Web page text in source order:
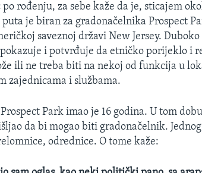
rođenju, za sebe kaže da je, sticajem
je biran za gradonačelnika Prospect
saveznoj državi New Jersey.
i potvrđuje da etničko porijeklo i
ili ne treba biti na nekoj od funkcija u
zajednicama i službama.
Park imao je 16 godina. U tom
da bi mogao biti gradonačelnik.
odrednice. O tome kaže: